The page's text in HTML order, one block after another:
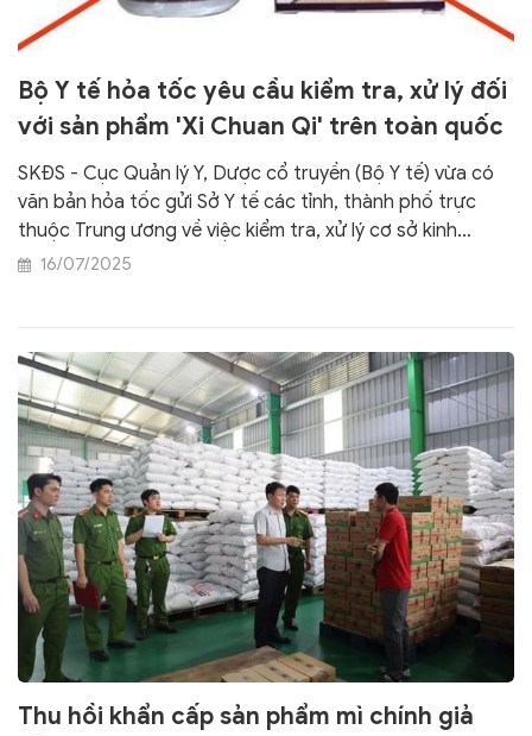
Bộ Y tế hỏa tốc yêu cầu kiểm tra, xử lý đối
với sản phẩm 'Xi Chuan Qi' trên toàn quốc
SKĐS - Cục Quản lý Y, Dược cổ truyền (Bộ Y tế) vừa có
văn bản hỏa tốc gửi Sở Y tế các tỉnh, thành phố trực
thuộc Trung ương về việc kiểm tra, xử lý cơ sở kinh
doanh sản phẩm Xi Chuan Qi – do Hongkong Wisdom
16/07/2025
Thu hồi khẩn cấp sản phẩm mì chính giả